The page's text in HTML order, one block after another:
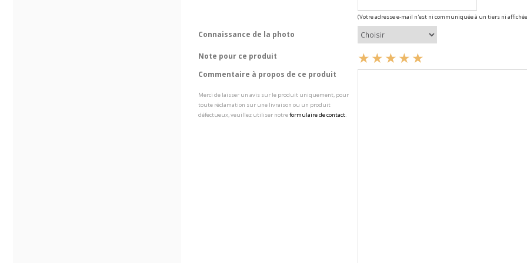
(Votre adresse e-mail n'est ni communiquée à un tiers ni
Connaissance de la photo
Note pour ce produit
Commentaire à propos de ce produit
Merci de laisser un avis sur le produit uniquement, pour
toute réclamation sur une livraison ou un produit
défectueux, veuillez utiliser notreformulaire de contact.